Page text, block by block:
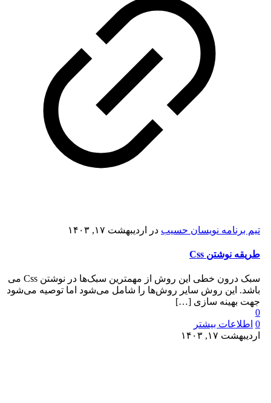
تیم برنامه نویسان حسیب در اردیبهشت ۱۷, ۱۴۰۳
طریقه نوشتن Css
سبک درون خطی این روش از مهمترین سبک‌ها در نوشتن Css می
باشد. این روش سایر روش‌ها را شامل می‌شود اما توصیه می‌شود
جهت بهینه سازی […]
0
0 اطلاعات بیشتر
اردیبهشت ۱۷, ۱۴۰۳